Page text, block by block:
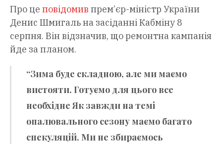
Про це повідомив прем’єр-міністр України
Денис Шмигаль на засіданні Кабміну 8
серпня. Він відзначив, що ремонтна кампанія
йде за планом.
“Зима буде складною, але ми маємо
вистояти. Готуємо для цього все
необхідне Як завжди на темі
опалювального сезону маємо багато
спекуляцій. Ми не збираємось